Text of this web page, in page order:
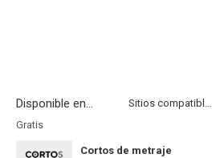
Disponible en...
Sitios compatibles
Gratis
Cortos de metraje